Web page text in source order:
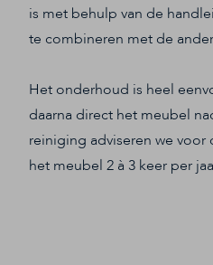
is met behulp van de
te combineren met de
Het onderhoud is heel
daarna direct het meubel
reiniging adviseren we voor
het meubel 2 à 3 keer per